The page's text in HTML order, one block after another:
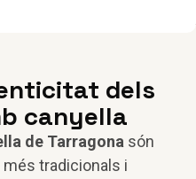
dels
canyella
de Tarragona són
tradicionals i